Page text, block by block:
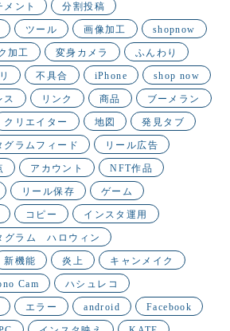
メント 分割投稿
ツール 画像加工 shopnow
加工 変身カメラ ふんわり
不具合 iPhone shop now
ス リンク 商品 ブーメラン
クリエイター 地図 発見タブ
グラムフィード リール広告
アカウント NFT作品
リール保存 ゲーム
コピー インスタ運用
グラム ハロウィン
新機能 炎上 キャンメイク
Cam ハシュレコ
エラー android Facebook